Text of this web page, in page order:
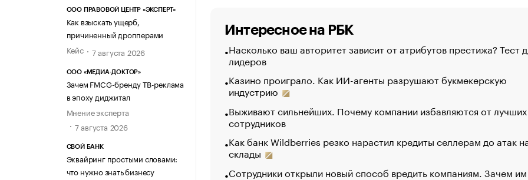
ООО ПРАВОВОЙ ЦЕНТР «ЭКСПЕРТ»
Как взыскать ущерб,
причиненный дропперами
Кейс
7 августа 2026
ООО «МЕДИА-ДОКТОР»
Зачем FMCG-бренду ТВ-реклама
в эпоху диджитал
Мнение эксперта
7 августа 2026
СВОЙ БАНК
Эквайринг простыми словами:
что нужно знать бизнесу
Интересное на РБК
Насколько ваш авторитет зависит от атрибутов престижа? Тест
лидеров
Казино проиграло. Как ИИ-агенты разрушают букмекерскую
индустрию
Выживают сильнейших. Почему компании избавляются от лучших
сотрудников
Как банк Wildberries резко нарастил кредиты селлерам до атак
склады
Сотрудники открыли новый способ вредить компаниям. Зачем